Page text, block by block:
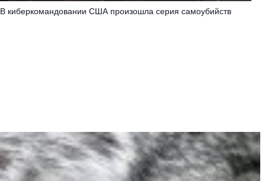
В киберкомандовании США произошла серия самоубийств